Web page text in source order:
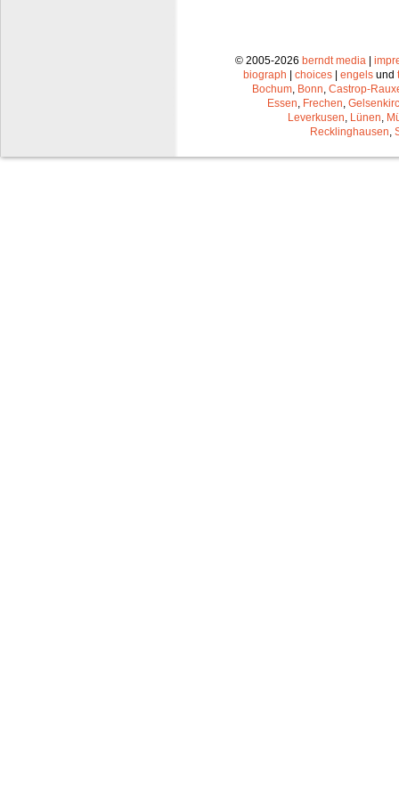
© 2005-2026 berndt media |
biograph | choices | engels und
Bochum Bonn Castrop-
Essen Frechen
Leverkusen Lünen
Recklinghausen